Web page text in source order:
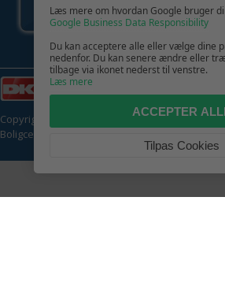
Copyright © 2026 | CVR: DK41222093 | Alle
Boligcenter.dk
Læs mere om hvordan Google bruger
Google Business Data Responsibility
Du kan acceptere alle eller vælge dine
nedenfor. Du kan senere ændre eller
tilbage via ikonet nederst til venstre.
Læs mere
ACCEPTER
Tilpas Cookies